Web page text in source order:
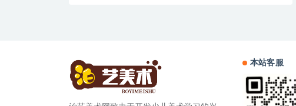
本站客服